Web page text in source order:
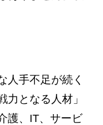
人手不足が続く
力となる人材」
護、IT、サービ